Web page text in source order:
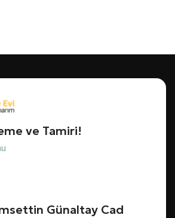
ve Tamiri!
Günaltay Cad